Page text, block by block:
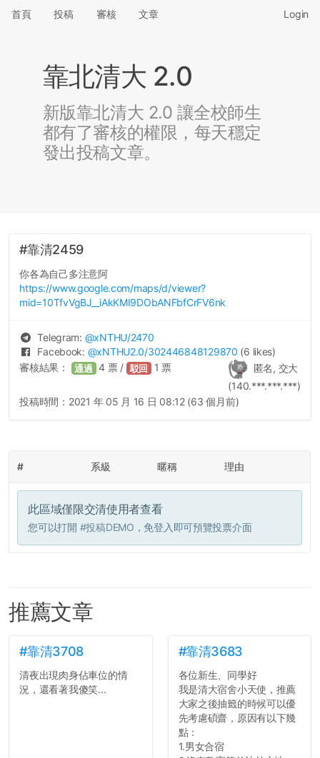
首頁 投稿 審核 文章 Login
靠北清大 2.0
新版靠北清大 2.0 讓全校師生
都有了審核的權限，每天穩定
發出投稿文章。
#靠清2459
你各為自己多注意阿
https://www.google.com/maps/d/viewer?
mid=10TfvVgBJ__iAkKMI9DObANFbfCrFV6nk
Telegram: @xNTHU/2470
Facebook: @xNTHU2.0/302446848129870 (6 likes)
匿名, 交大
(140.***.***.***)
審核結果： 通過 4 票 / 駁回 1 票
投稿時間： 2021 年 05 月 16 日 08:12 (63 個月前)
# 系級 暱稱 理由
此區域僅限交清使用者查看
您可以打開 #投稿DEMO ，免登入即可預覽投票介面
推薦文章
#靠清3708
清夜出現肉身佔車位的情
況，還看著我傻笑...
#靠清3683
各位新生、同學好
我是清大宿舍小天使，推薦
大家之後抽籤的時候可以優
先考慮碩齋，原因有以下幾
點：
1.男女合宿